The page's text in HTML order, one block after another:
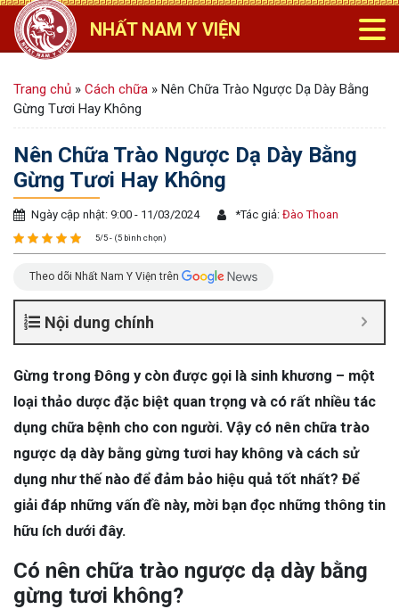
NHẤT NAM Y VIỆN
Trang chủ » Cách chữa » Nên Chữa Trào Ngược Dạ Dày Bằng
Gừng Tươi Hay Không
Nên Chữa Trào Ngược Dạ Dày Bằng
Gừng Tươi Hay Không
Ngày cập nhật: 9:00 - 11/03/2024 *Tác giả: Đào Thoan
5/5 - (5 bình chọn)
Theo dõi Nhất Nam Y Viện trên
Nội dung chính
Gừng trong Đông y còn được gọi là sinh khương – một
loại thảo dược đặc biệt quan trọng và có rất nhiều tác
dụng chữa bệnh cho con người. Vậy có nên chữa trào
ngược dạ dày bằng gừng tươi hay không và cách sử
dụng như thế nào để đảm bảo hiệu quả tốt nhất? Để
giải đáp những vấn đề này, mời bạn đọc những thông tin
hữu ích dưới đây.
Có nên chữa trào ngược dạ dày bằng
gừng tươi không?